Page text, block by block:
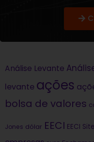
Análise Levante
levante ações
bolsa de valores
Jones dólar EECI EECI Site